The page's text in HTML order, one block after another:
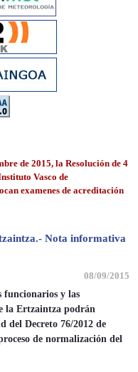
de 2015, la Resolución de 4
Vasco de
examenes de acreditación
Nota informativa
08/09/2015
funcionarios y las
la Ertzaintza podrán
del Decreto 76/2012 de
de normalización del